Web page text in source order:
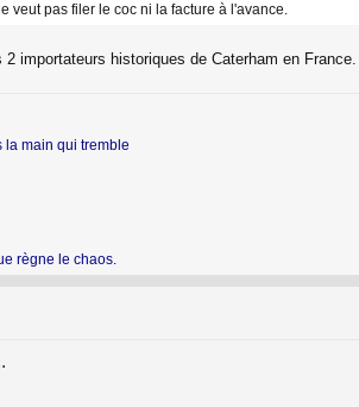
veut pas filer le coc ni la facture à l'avance.
2 importateurs historiques de Caterham en
la main qui tremble
règne le chaos.